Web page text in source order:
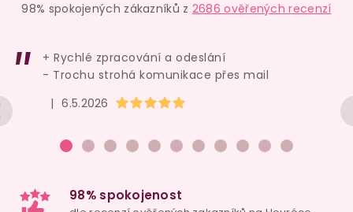
98% spokojených zákazníků z 2686 ověřených recenzí
Hodnocení obchodu je 5 z 5 hvězdiček.
| 6.5.2026
+ Rychlé zpracování a odeslání
- Trochu strohá komunikace přes mail